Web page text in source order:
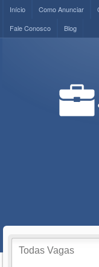
Início Como Anunciar
Fale Conosco
Blog